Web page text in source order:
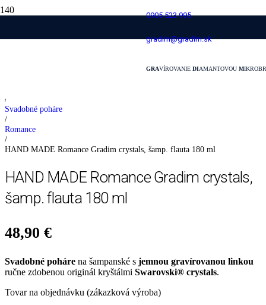
0905 523 995
gradim@gradim.sk
GRAVÍROVANIE DIAMANTOVOU M
/
Svadobné poháre
/
Romance
/
HAND MADE Romance Gradim crystals, šamp. flauta 180 ml
HAND MADE Romance Gradim crystals,
šamp. flauta 180 ml
48,90 €
Svadobné poháre na šampanské s jemnou gravírovanou linkou
ručne zdobenou originál kryštálmi Swarovski® crystals.
Tovar na objednávku (zákazková výroba)